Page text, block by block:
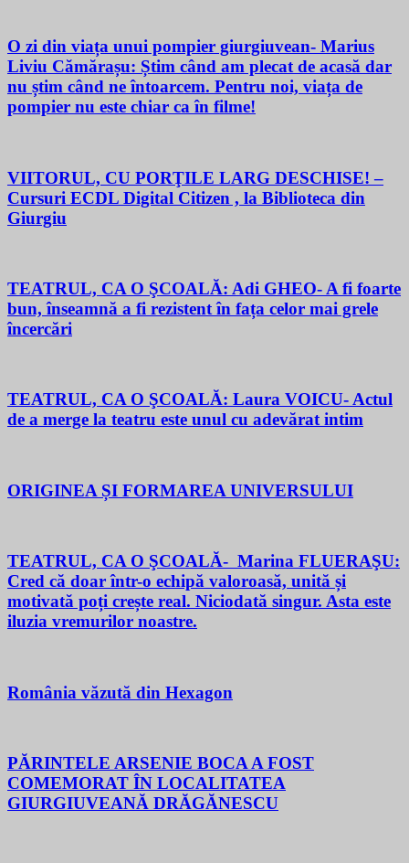
O zi din viața unui pompier giurgiuvean- Marius
Liviu Cămărașu: Știm când am plecat de acasă dar
nu știm când ne întoarcem. Pentru noi, viața de
pompier nu este chiar ca în filme!
VIITORUL, CU PORŢILE LARG DESCHISE! –
Cursuri ECDL Digital Citizen , la Biblioteca din
Giurgiu
TEATRUL, CA O ŞCOALĂ: Adi GHEO- A fi foarte
bun, înseamnă a fi rezistent în fața celor mai grele
încercări
TEATRUL, CA O ŞCOALĂ: Laura VOICU- Actul
de a merge la teatru este unul cu adevărat intim
ORIGINEA ȘI FORMAREA UNIVERSULUI
TEATRUL, CA O ŞCOALĂ- Marina FLUERAŞU:
Cred că doar într-o echipă valoroasă, unită și
motivată poți crește real. Niciodată singur. Asta este
iluzia vremurilor noastre.
România văzută din Hexagon
PĂRINTELE ARSENIE BOCA A FOST
COMEMORAT ÎN LOCALITATEA
GIURGIUVEANĂ DRĂGĂNESCU